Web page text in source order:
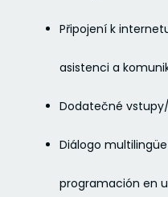
Připojení k
asistenci a
Dodatečné
Diálogo
programación en